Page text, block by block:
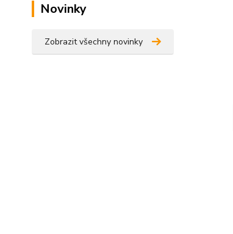
Novinky
Zobrazit všechny novinky